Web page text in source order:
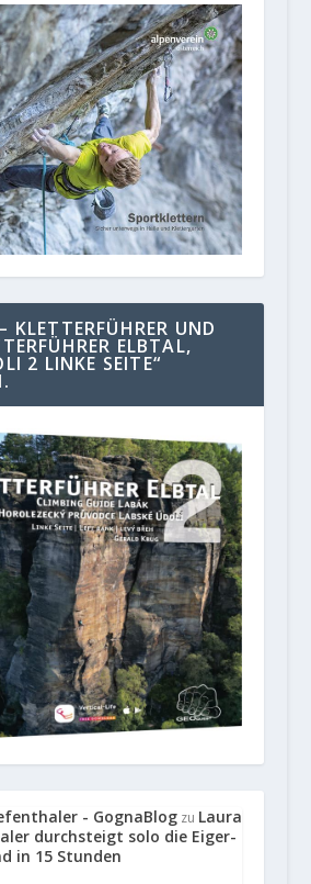
KLETTERFÜHRER UND
ELBTAL,
2 LINKE SEITE“
- GognaBlogzu Laura
durchsteigt solo die Eiger-
in 15 Stunden